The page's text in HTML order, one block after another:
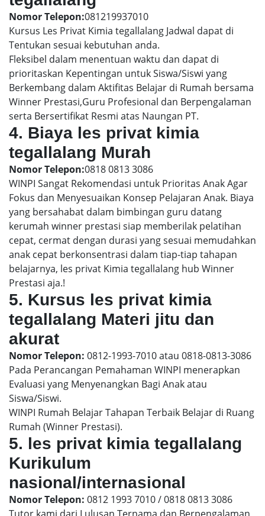
Nomor Telepon:081219937010
Kursus Les Privat Kimia tegallalang Jadwal dapat di
Tentukan sesuai kebutuhan anda.
Fleksibel dalam menentuan waktu dan dapat di
prioritaskan Kepentingan untuk Siswa/Siswi yang
Berkembang dalam Aktifitas Belajar di Rumah bersama
Winner Prestasi,Guru Profesional dan Berpengalaman
serta Bersertifikat Resmi atas Naungan PT.
4. Biaya les privat kimia
tegallalang Murah
Nomor Telepon:0818 0813 3086
WINPI Sangat Rekomendasi untuk Prioritas Anak Agar
Fokus dan Menyesuaikan Konsep Pelajaran Anak. Biaya
yang bersahabat dalam bimbingan guru datang
kerumah winner prestasi siap memberilak pelatihan
cepat, cermat dengan durasi yang sesuai memudahkan
anak cepat berkonsentrasi dalam tiap-tiap tahapan
belajarnya, les privat Kimia tegallalang hub Winner
Prestasi aja.!
5. Kursus les privat kimia
tegallalang Materi jitu dan
akurat
Nomor Telepon: 0812-1993-7010 atau 0818-0813-3086
Pada Perancangan Pemahaman WINPI menerapkan
Evaluasi yang Menyenangkan Bagi Anak atau
Siswa/Siswi.
WINPI Rumah Belajar Tahapan Terbaik Belajar di Ruang
Rumah (Winner Prestasi).
5. les privat kimia tegallalang
Kurikulum
nasional/internasional
Nomor Telepon: 0812 1993 7010 / 0818 0813 3086